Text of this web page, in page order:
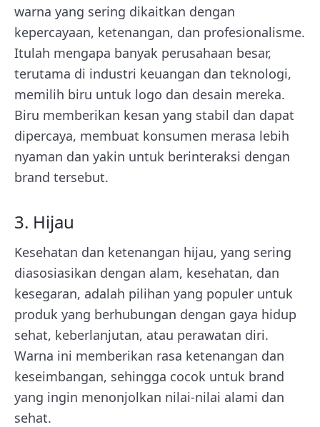
warna yang sering dikaitkan dengan
kepercayaan, ketenangan, dan profesionalisme.
Itulah mengapa banyak perusahaan besar,
terutama di industri keuangan dan teknologi,
memilih biru untuk logo dan desain mereka.
Biru memberikan kesan yang stabil dan dapat
dipercaya, membuat konsumen merasa lebih
nyaman dan yakin untuk berinteraksi dengan
brand tersebut.
3. Hijau
Kesehatan dan ketenangan hijau, yang sering
diasosiasikan dengan alam, kesehatan, dan
kesegaran, adalah pilihan yang populer untuk
produk yang berhubungan dengan gaya hidup
sehat, keberlanjutan, atau perawatan diri.
Warna ini memberikan rasa ketenangan dan
keseimbangan, sehingga cocok untuk brand
yang ingin menonjolkan nilai-nilai alami dan
sehat.